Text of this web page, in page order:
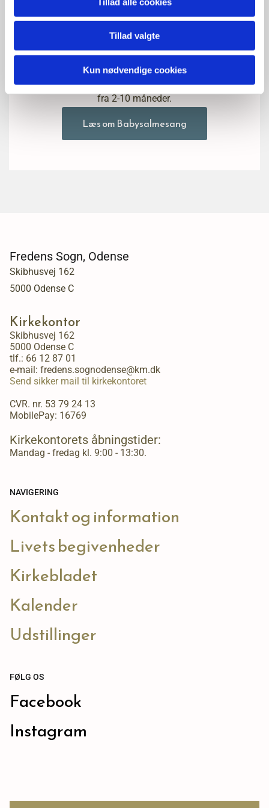
Tillad valgte
Kun nødvendige cookies
Babysalmesang
Fredens Kirke tilbyder babysalmesang for babyer
fra 2-10 måneder.
Læs om Babysalmesang
Fredens Sogn, Odense
Skibhusvej 162
5000 Odense C
Kirkekontor
Skibhusvej 162
5000 Odense C
tlf.: 66 12 87 01
e-mail: fredens.sognodense@km.dk
Send sikker mail til kirkekontoret
CVR. nr. 53 79 24 13
MobilePay: 16769
Kirkekontorets åbningstider:
Mandag - fredag kl. 9:00 - 13:30.
NAVIGERING
Kontakt og information
Livets begivenheder
Kirkebladet
Kalender
Udstillinger
FØLG OS
Facebook
Instagram